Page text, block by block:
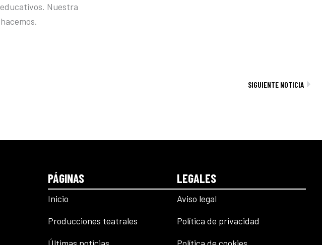
Nuestra
SIGUIENTE NOTICIA
PÁGINAS
Inicio
Producciones teatrales
Últimas noticias
LEGALES
Aviso legal
Política de privacidad
Política de cookies